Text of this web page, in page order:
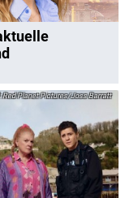
Red Planet Pictures/Joss Barratt